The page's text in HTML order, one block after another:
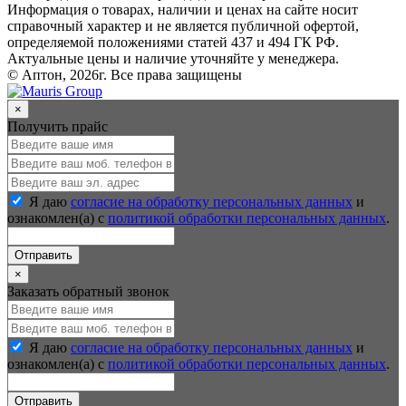
Информация о товарах, наличии и ценах на сайте носит
справочный характер и не является публичной офертой,
определяемой положениями статей 437 и 494 ГК РФ.
Актуальные цены и наличие уточняйте у менеджера.
© Аптон, 2026г. Все права защищены
×
Получить прайс
Я даю согласие на обработку персональных данных и
ознакомлен(а) с политикой обработки персональных данных.
Отправить
×
Заказать обратный звонок
Я даю согласие на обработку персональных данных и
ознакомлен(а) с политикой обработки персональных данных.
Отправить